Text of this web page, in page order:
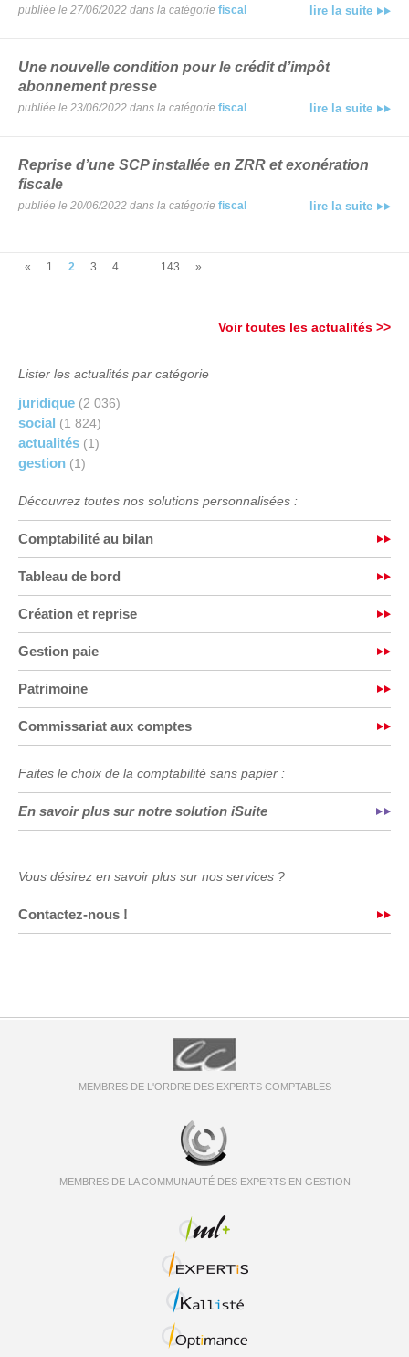
publiée le 27/06/2022 dans la catégorie fiscal lire la suite
Une nouvelle condition pour le crédit d’impôt
abonnement presse
publiée le 23/06/2022 dans la catégorie fiscal lire la suite
Reprise d’une SCP installée en ZRR et exonération
fiscale
publiée le 20/06/2022 dans la catégorie fiscal lire la suite
« 1 2 3 4 … 143 »
Voir toutes les actualités >>
Lister les actualités par catégorie
juridique (2 036)
social (1 824)
actualités (1)
gestion (1)
Découvrez toutes nos solutions personnalisées :
Comptabilité au bilan
Tableau de bord
Création et reprise
Gestion paie
Patrimoine
Commissariat aux comptes
Faites le choix de la comptabilité sans papier :
En savoir plus sur notre solution iSuite
Vous désirez en savoir plus sur nos services ?
Contactez-nous !
MEMBRES DE L'ORDRE DES EXPERTS COMPTABLES
MEMBRES DE LA COMMUNAUTÉ DES EXPERTS EN GESTION